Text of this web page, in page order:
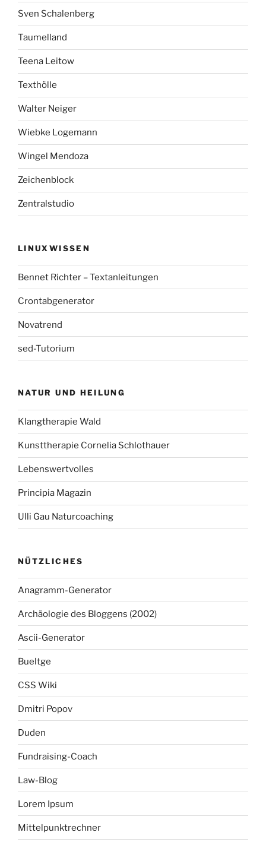
Sven Schalenberg
Taumelland
Teena Leitow
Texthölle
Walter Neiger
Wiebke Logemann
Wingel Mendoza
Zeichenblock
Zentralstudio
LINUXWISSEN
Bennet Richter – Textanleitungen
Crontabgenerator
Novatrend
sed-Tutorium
NATUR UND HEILUNG
Klangtherapie Wald
Kunsttherapie Cornelia Schlothauer
Lebenswertvolles
Principia Magazin
Ulli Gau Naturcoaching
NÜTZLICHES
Anagramm-Generator
Archäologie des Bloggens (2002)
Ascii-Generator
Bueltge
CSS Wiki
Dmitri Popov
Duden
Fundraising-Coach
Law-Blog
Lorem Ipsum
Mittelpunktrechner